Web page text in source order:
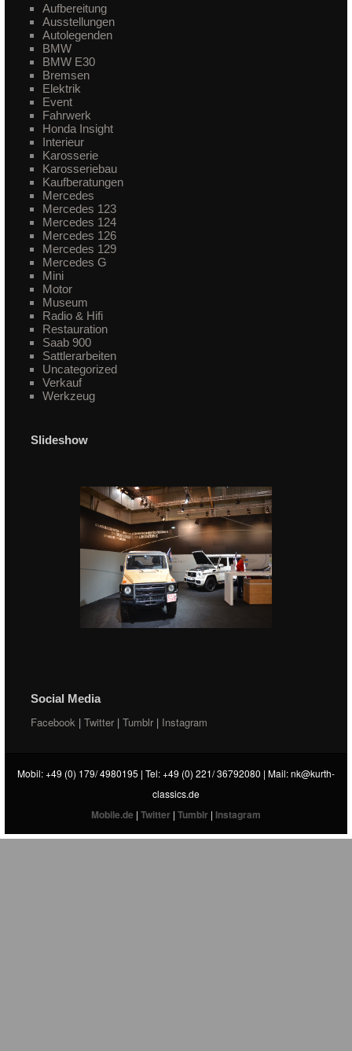
Aufbereitung
Ausstellungen
Autolegenden
BMW
BMW E30
Bremsen
Elektrik
Event
Fahrwerk
Honda Insight
Interieur
Karosserie
Karosseriebau
Kaufberatungen
Mercedes
Mercedes 123
Mercedes 124
Mercedes 126
Mercedes 129
Mercedes G
Mini
Motor
Museum
Radio & Hifi
Restauration
Saab 900
Sattlerarbeiten
Uncategorized
Verkauf
Werkzeug
Slideshow
Social Media
Facebook |Twitter |Tumblr | Instagram
Mobil: +49 (0) 179/ 4980195 | Tel: +49 (0) 221/ 36792080 | Mail:nk@kurth-
classics.de
Mobile.de | Twitter | Tumblr | Instagram